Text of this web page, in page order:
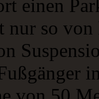
einen
nur so